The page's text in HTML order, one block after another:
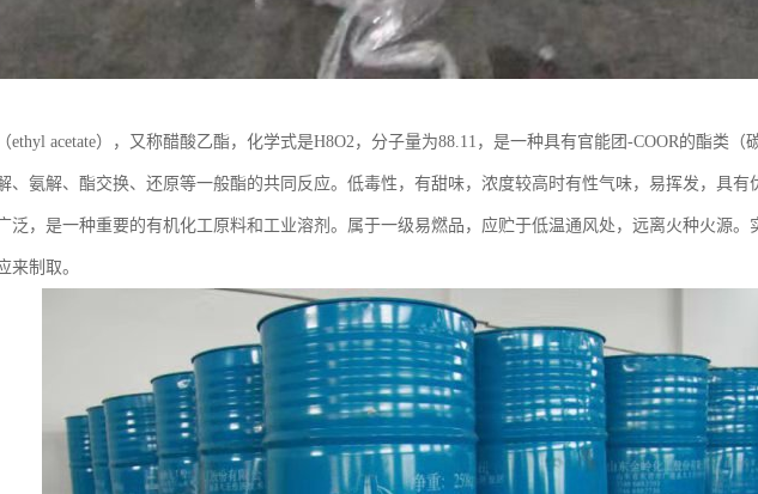
ethyl acetate），又称醋酸乙酯，化学式是H8O2，分子量为88.11，是一种具有官能团-COOR的酯类（
、氨解、酯交换、还原等一般酯的共同反应。低毒性，有甜味，浓度较高时有性气味，易挥发，具有
泛，是一种重要的有机化工原料和工业溶剂。属于一级易燃品，应贮于低温通风处，远离火种火源。
来制取。